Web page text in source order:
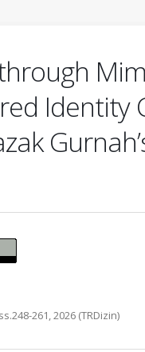
Identity
261, 2026 (TRDizin)